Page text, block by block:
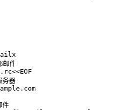
邮件
务器
件